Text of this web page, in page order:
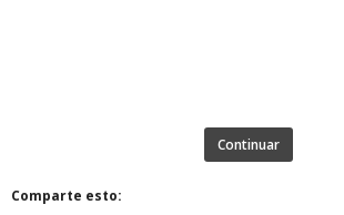
Continuar
Comparte esto: